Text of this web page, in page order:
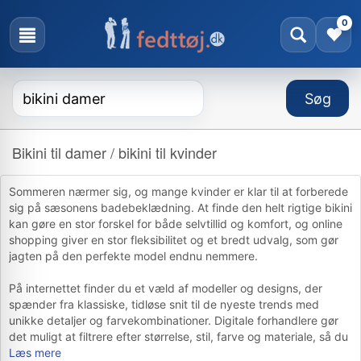
0
Bikini til damer / bikini til kvinder
Sommeren nærmer sig, og mange kvinder er klar til at forberede
sig på sæsonens badebeklædning. At finde den helt rigtige bikini
kan gøre en stor forskel for både selvtillid og komfort, og online
shopping giver en stor fleksibilitet og et bredt udvalg, som gør
jagten på den perfekte model endnu nemmere.
På internettet finder du et væld af modeller og designs, der
spænder fra klassiske, tidløse snit til de nyeste trends med
unikke detaljer og farvekombinationer. Digitale forhandlere gør
det muligt at filtrere efter størrelse, stil, farve og materiale, så du
hurtigt kan finde en bikini, der passer til netop din kropsform og
Læs mere